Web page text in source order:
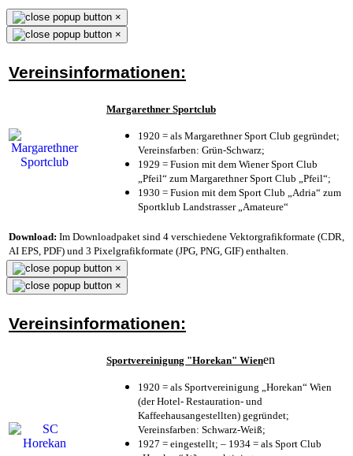
×
×
Vereinsinformationen:
Margarethner Sportclub
1920 = als Margarethner Sport Club gegründet;
Vereinsfarben: Grün-Schwarz;
1929 = Fusion mit dem Wiener Sport Club
„Pfeil“ zum Margarethner Sport Club „Pfeil“;
1930 = Fusion mit dem Sport Club „Adria“ zum
Sportklub Landstrasser „Amateure“
Download: Im Downloadpaket sind 4 verschiedene Vektorgrafikformate (CDR,
AI EPS, PDF) und 3 Pixelgrafikformate (JPG, PNG, GIF) enthalten.
×
×
Vereinsinformationen:
Sportvereinigung "Horekan" Wienen
1920 = als Sportvereinigung „Horekan“ Wien
(der Hotel- Restauration- und
Kaffeehausangestellten) gegründet;
Vereinsfarben: Schwarz-Weiß;
1927 = eingestellt; – 1934 = als Sport Club